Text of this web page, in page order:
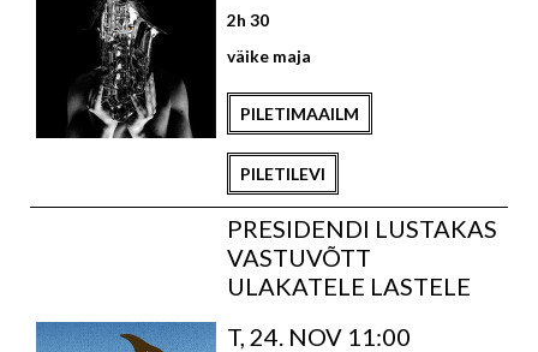
2h 30
väike maja
PILETIMAAILM
PILETILEVI
PRESIDENDI LUSTAKAS
VASTUVÕTT
ULAKATELE LASTELE
T, 24. NOV 11:00